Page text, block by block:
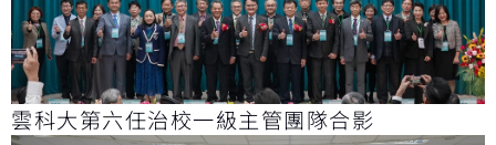
雲科大第六任治校一級主管團隊合影